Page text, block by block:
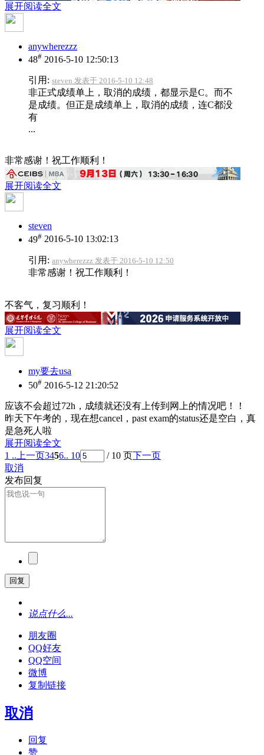
展开阅读全文
anywherezzz
48# 2016-5-10 12:50:13
引用: steven 发表于 2016-5-10 12:48
非正式成绩单上，取消的成绩，都显示是C。而不
是成绩。但正是成绩单上，取消的成绩，连C都没
有
...
非常感谢！祝工作顺利！
展开阅读全文
steven
49# 2016-5-10 13:02:13
引用: anywherezzz 发表于 2016-5-10 12:50
非常感谢！祝工作顺利！
不客气，复习顺利！
展开阅读全文
my要去usa
50# 2016-5-12 21:20:52
应该不会超过72h，成绩就还没有上传到网上的情况吧！！
昨天下午考的，现在想cancel，past exam的status还是空白，真
是急死人啦
展开阅读全文
1 .. 上一页3456.. 10 / 10 页下一页
取消
发布回复
回复
说点什么...
朋友圈
QQ好友
QQ空间
微博
复制链接
取消
回复
赞